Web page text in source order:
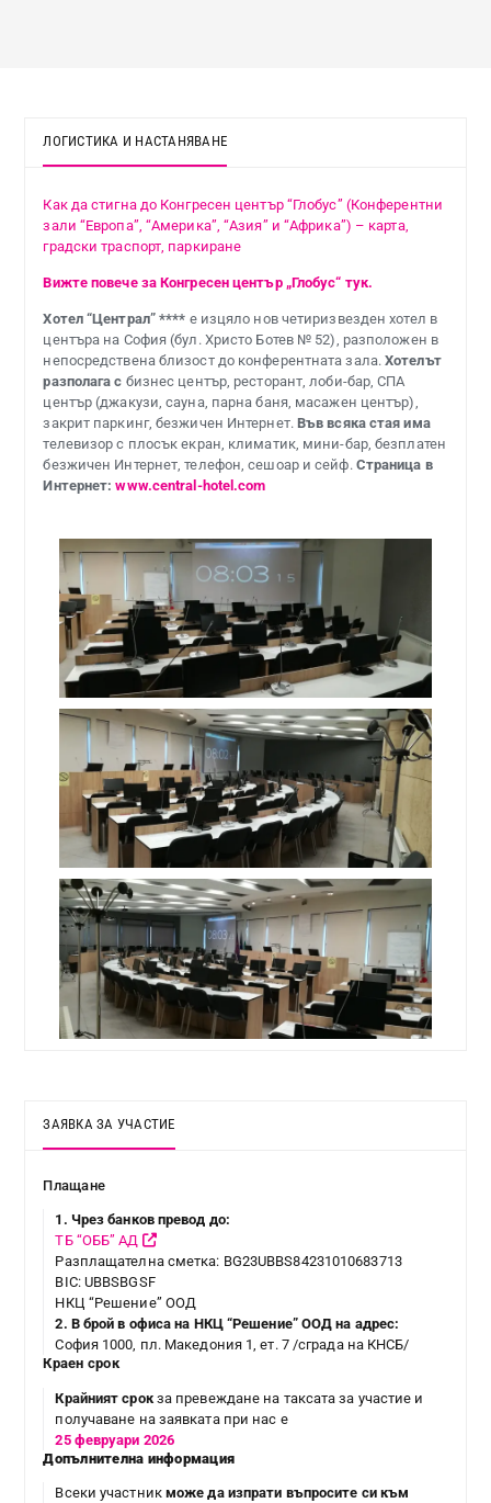
ЛОГИСТИКА И НАСТАНЯВАНЕ
Как да стигна до Конгресен център “Глобус” (Конферентни
зали “Европа”, “Америка”, “Азия” и “Африка”) – карта,
градски траспорт, паркиране
Вижте повече за Конгресен център „Глобус“ тук.
Хотел “Централ” **** е изцяло нов четиризвезден хотел в
центъра на София (бул. Христо Ботев № 52), разположен в
непосредствена близост до конферентната зала.Хотелът
разполага с бизнес център, ресторант, лоби-бар, СПА
център (джакузи, сауна, парна баня, масажен център),
закрит паркинг, безжичен Интернет. Във всяка стая има
телевизор с плосък екран, климатик, мини-бар, безплатен
безжичен Интернет, телефон, сешоар и сейф. Страница в
Интернет:www.central-hotel.com
ЗАЯВКА ЗА УЧАСТИЕ
Плащане
1. Чрез банков превод до:
ТБ “ОББ” АД
Разплащателна сметка: BG23UBBS84231010683713
BIC: UBBSBGSF
НКЦ “Решение” ООД
2. В брой в офиса на НКЦ “Решение” ООД на адрес:
София 1000, пл. Македония 1, ет. 7 /сграда на КНСБ/
Краен срок
Крайният срокза превеждане на таксата за участие и
получаване на заявката при нас e
25 февруари 2026
Допълнителна информация
Всеки участник може да изпрати въпросите си към